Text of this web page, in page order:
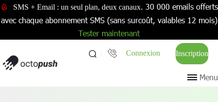
SMS + Email : un seul plan, deux canaux. 30 000 emails offerts
avec chaque abonnement SMS (sans surcoût, valables 12 mois)
Tester maintenant
Connexion Inscription
Menu